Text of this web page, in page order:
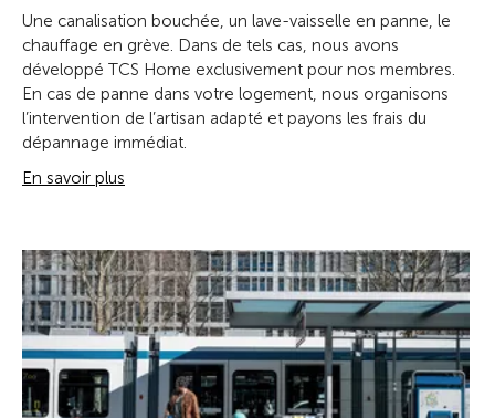
Une canalisation bouchée, un lave-vaisselle en panne, le
chauffage en grève. Dans de tels cas, nous avons
développé TCS Home exclusivement pour nos membres.
En cas de panne dans votre logement, nous organisons
l’intervention de l’artisan adapté et payons les frais du
dépannage immédiat.
En savoir plus